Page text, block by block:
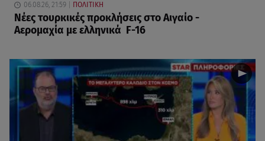
06.08.26, 21:59 ΠΟΛΙΤΙΚΗ
Νέες τουρκικές προκλήσεις στο Αιγαίο -
Αερομαχία με ελληνικά F-16